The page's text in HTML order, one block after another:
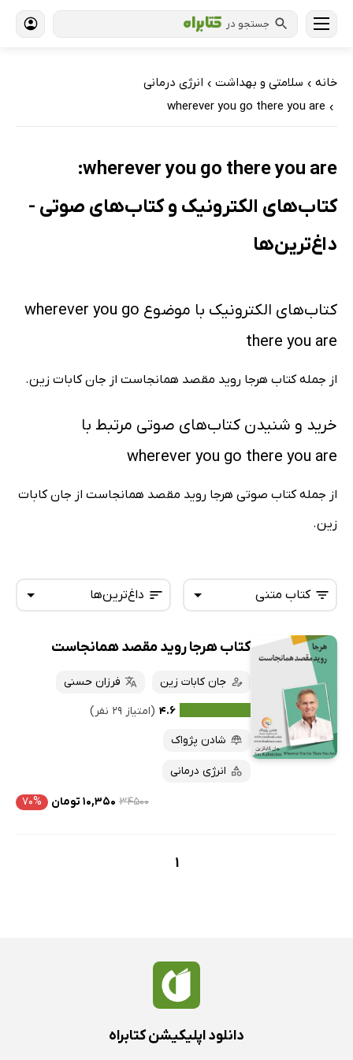
جستجو در
خانه › سلامتی و بهداشت › انرژی درمانی
›
wherever you go there you are
wherever you go there you are:
کتاب‌های الکترونیک و کتاب‌های صوتی -
داغ‌ترین‌ها
کتاب‌های الکترونیک با موضوع wherever you go
there you are
از جمله کتاب هرجا روید مقصد همانجاست از جان کابات زین.
خرید و شنیدن کتاب‌های صوتی مرتبط با
wherever you go there you are
از جمله کتاب صوتی هرجا روید مقصد همانجاست از جان کابات
زین.
داغ‌ترین‌ها
تازه‌ها
داغ‌ترین‌ها
پرفروش‌ها
کتاب متنی
همه کتاب‌ها
کتاب‌های صوتی
کتاب‌های متنی
کتاب هرجا روید مقصد همانجاست
جان کابات زین
فرزان حسنی
۴.۶ (امتیاز ۲۹ نفر)
شادن پژواک
انرژی درمانی
۳۴۵۰۰ ۱۰,۳۵۰ تومان ۷۰%
1
دانلود اپلیکیشن کتابراه